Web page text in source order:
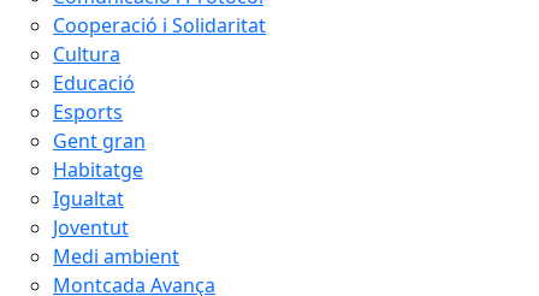
Cooperació i Solidaritat
Cultura
Educació
Esports
Gent gran
Habitatge
Igualtat
Joventut
Medi ambient
Montcada Avança